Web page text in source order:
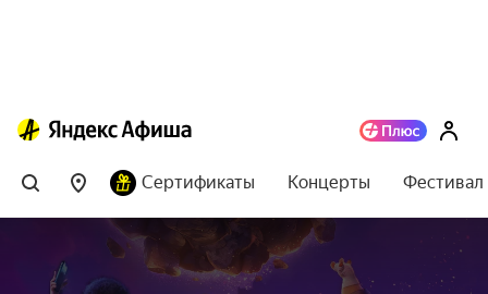
Сертификаты Концерты